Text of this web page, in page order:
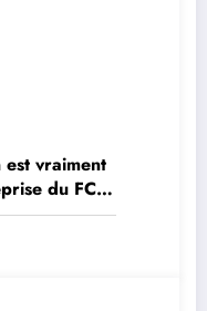
vraiment
du FC